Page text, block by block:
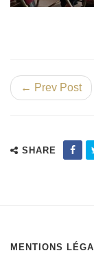
← Prev Post
SHARE
MENTIONS